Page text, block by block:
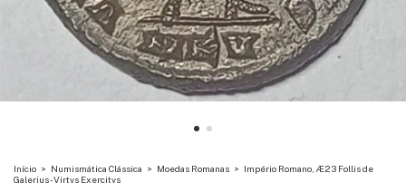
Início > Numismática Clássica > Moedas Romanas > Império Romano, Æ23 Follis de
Galerius - Virtvs Exercitvs